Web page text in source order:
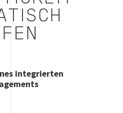
integrierten